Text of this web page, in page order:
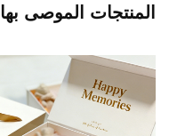
المنتجات الموصى بها